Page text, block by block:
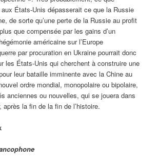
aux États-Unis dépasserait ce que la Russie
de sorte qu’une perte de la Russie au profit
que compensée par les gains d’un
américaine sur l’Europe
par procuration en Ukraine pourrait donc
les États-Unis qui cherchent à construire une
leur bataille imminente avec la Chine au
ordre mondial, monopolaire ou bipolaire,
anciennes ou nouvelles, qui se jouera dans
après la fin de la fin de l’histoire.